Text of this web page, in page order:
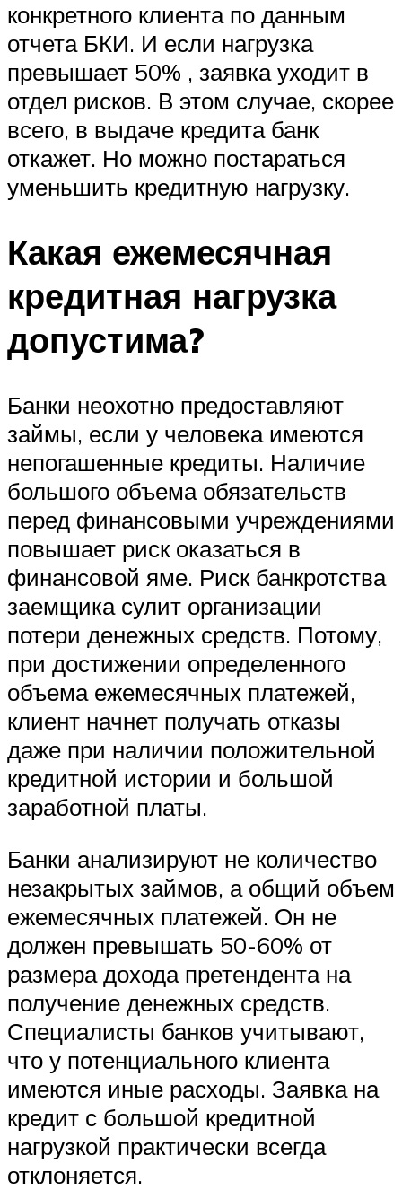
конкретного клиента по данным
отчета БКИ. И если нагрузка
превышает 50% , заявка уходит в
отдел рисков. В этом случае, скорее
всего, в выдаче кредита банк
откажет. Но можно постараться
уменьшить кредитную нагрузку.
Какая ежемесячная
кредитная нагрузка
допустима?
Банки неохотно предоставляют
займы, если у человека имеются
непогашенные кредиты. Наличие
большого объема обязательств
перед финансовыми учреждениями
повышает риск оказаться в
финансовой яме. Риск банкротства
заемщика сулит организации
потери денежных средств. Потому,
при достижении определенного
объема ежемесячных платежей,
клиент начнет получать отказы
даже при наличии положительной
кредитной истории и большой
заработной платы.
Банки анализируют не количество
незакрытых займов, а общий объем
ежемесячных платежей. Он не
должен превышать 50-60% от
размера дохода претендента на
получение денежных средств.
Специалисты банков учитывают,
что у потенциального клиента
имеются иные расходы. Заявка на
кредит с большой кредитной
нагрузкой практически всегда
отклоняется.